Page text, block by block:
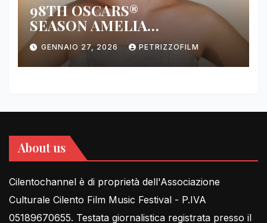
98TH OSCARS®
SEASON AMELIA
DIMOLDENBERG RETURNS
FOR THIRD YEAR
GENNAIO 27, 2026 PETRIZZOFILM
About us
Cilentochannel è di proprietà dell'Associazione
Culturale Cilento Film Music Festival - P.IVA
05189670655. Testata giornalistica registrata presso il